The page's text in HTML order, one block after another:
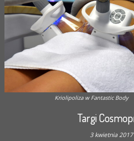
Kriolipoliza w Fantastic Body
Targi
3 kwietnia 2017